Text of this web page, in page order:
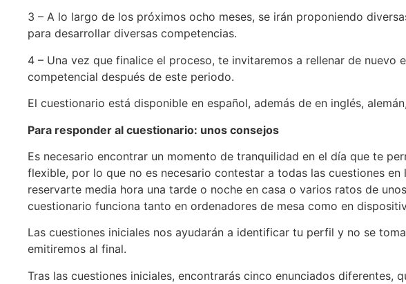
3 – A lo largo de los próximos ocho meses, se irán proponiendo
para desarrollar diversas competencias.
4 – Una vez que finalice el proceso, te invitaremos a rellenar de nuevo
competencial después de este periodo.
El cuestionario está disponible en español, además de en inglés,
Para responder al cuestionario: unos consejos
Es necesario encontrar un momento de tranquilidad en el día que te
flexible, por lo que no es necesario contestar a todas las cuestiones en
reservarte media hora una tarde o noche en casa o varios ratos de
cuestionario funciona tanto en ordenadores de mesa como en
Las cuestiones iniciales nos ayudarán a identificar tu perfil y no se
emitiremos al final.
Tras las cuestiones iniciales, encontrarás cinco enunciados diferentes,